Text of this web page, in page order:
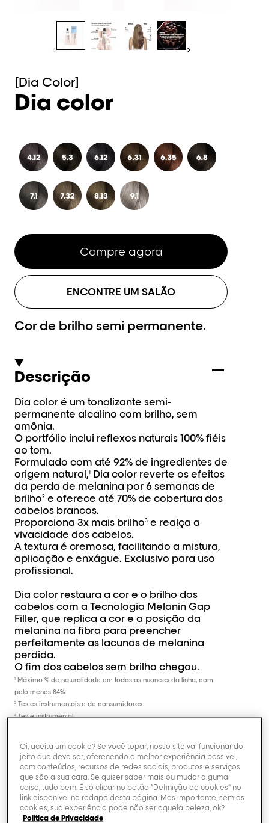
[Dia Color]
Dia color
Cor de brilho semi permanente.
Compre agora
ENCONTRE UM SALÃO
Descrição
Dia color é um tonalizante semi-
permanente alcalino com brilho, sem
amônia.
O portfólio inclui reflexos naturais 100% fiéis
ao tom.
Formulado com até 92% de ingredientes de
origem natural,1 Dia color reverte os efeitos
da perda de melanina por 6 semanas de
brilho2 e oferece até 70% de cobertura dos
cabelos brancos.
Proporciona 3x mais brilho3 e realça a
vivacidade dos cabelos.
A textura é cremosa, facilitando a mistura,
aplicação e enxágue. Exclusivo para uso
profissional.
Dia color restaura a cor e o brilho dos
cabelos com a Tecnologia Melanin Gap
Filler, que replica a cor e a posição da
melanina na fibra para preencher
perfeitamente as lacunas de melanina
perdida.
O fim dos cabelos sem brilho chegou.
1 Máximo % de naturalidade em todas as nuances da linha, com
pelo menos 84%.
2 Testes instrumentais e de consumidores.
3Teste instrumental.
O que faz
Oi, aceita um cookie? Se você topar, nosso site vai funcionar do
jeito que deve ser, oferecendo a melhor experiência possível,
com conteúdos, recursos de redes sociais, produtos e serviços
que são a sua cara. Se quiser saber mais ou mudar alguma
coisa, tudo bem. É só clicar no botão “Definição de cookies” no
link disponível no rodapé desta página. Mas importante, sem os
cookies, sua experiência pode não ser aquela beleza, ok?
Política de Privacidade